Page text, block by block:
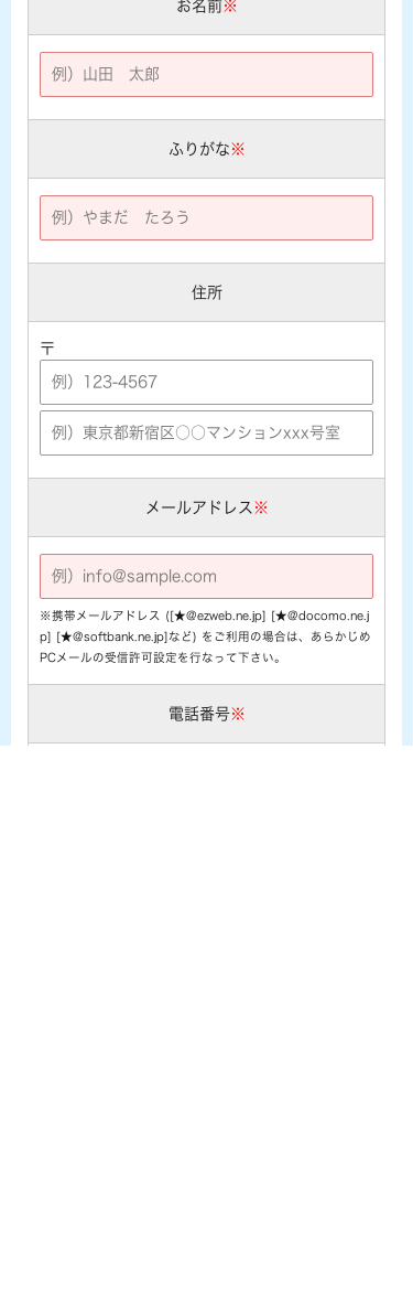
お名前※
ふりがな ※
住所
〒
メールアドレス ※
※携帯メールアドレス ([★@ezweb.ne.jp] [★@docomo.ne.j
p] [★@softbank.ne.jp]など) をご利用の場合は、あらかじめ
PCメールの受信許可設定を行なって下さい。
電話番号※